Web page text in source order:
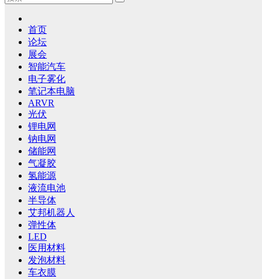
首页
论坛
展会
智能汽车
电子雾化
笔记本电脑
ARVR
光伏
锂电网
钠电网
储能网
气凝胶
氢能源
液流电池
半导体
艾邦机器人
弹性体
LED
医用材料
发泡材料
车衣膜